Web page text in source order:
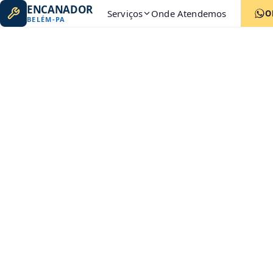
ENCANADOR
BELÉM-PA Serviços Onde Atendemos